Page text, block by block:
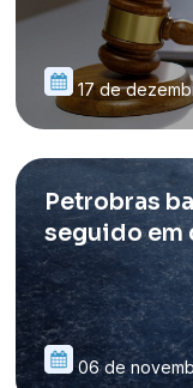
17 de
Petrobras
seguido em
06 de